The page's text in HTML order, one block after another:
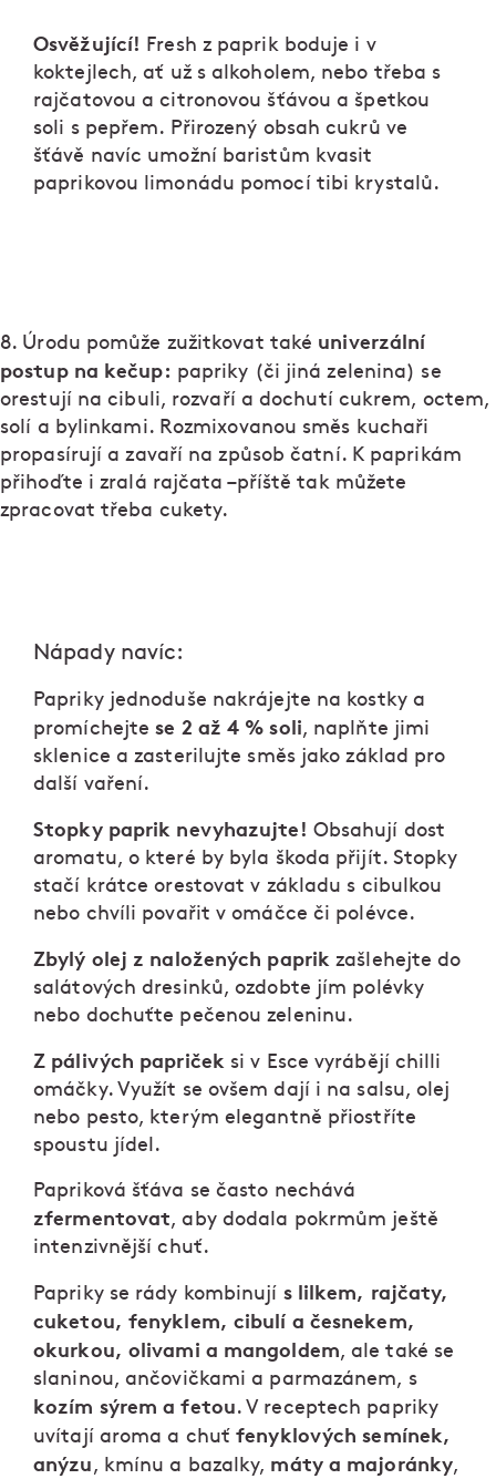
Osvěžující! Fresh z paprik boduje i v
koktejlech, ať už s alkoholem, nebo třeba s
rajčatovou a citronovou šťávou a špetkou
soli s pepřem. Přirozený obsah cukrů ve
šťávě navíc umožní baristům kvasit
paprikovou limonádu pomocí tibi krystalů.
8. Úrodu pomůže zužitkovat také univerzální
postup na kečup: papriky (či jiná zelenina) se
orestují na cibuli, rozvaří a dochutí cukrem, octem,
solí a bylinkami. Rozmixovanou směs kuchaři
propasírují a zavaří na způsob čatní. K paprikám
přihoďte i zralá rajčata –příště tak můžete
zpracovat třeba cukety.
Nápady navíc:
Papriky jednoduše nakrájejte na kostky a
promíchejtese 2 až 4 % soli, naplňte jimi
sklenice a zasterilujte směs jako základ pro
další vaření.
Stopky paprik nevyhazujte! Obsahují dost
aromatu, o které by byla škoda přijít. Stopky
stačí krátce orestovat v základu s cibulkou
nebo chvíli povařit v omáčce či polévce.
Zbylý olej z naložených paprik zašlehejte do
salátových dresinků, ozdobte jím polévky
nebo dochuťte pečenou zeleninu.
Z pálivých papričeksi v Esce vyrábějí chilli
omáčky. Využít se ovšem dají i na salsu, olej
nebo pesto, kterým elegantně přiostříte
spoustu jídel.
Papriková šťáva se často nechává
zfermentovat, aby dodala pokrmům ještě
intenzivnější chuť.
Papriky se rády kombinují s lilkem, rajčaty,
cuketou, fenyklem, cibulí a česnekem,
okurkou, olivami a mangoldem, ale také se
slaninou, ančovičkami a parmazánem, s
kozím sýrem a fetou. V receptech papriky
uvítají aroma a chuťfenyklových semínek,
anýzu, kmínu a bazalky, máty a majoránky,